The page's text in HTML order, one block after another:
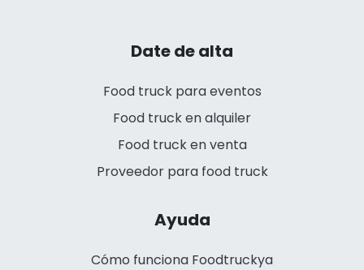
Date de alta
Food truck para eventos
Food truck en alquiler
Food truck en venta
Proveedor para food truck
Ayuda
Cómo funciona Foodtruckya